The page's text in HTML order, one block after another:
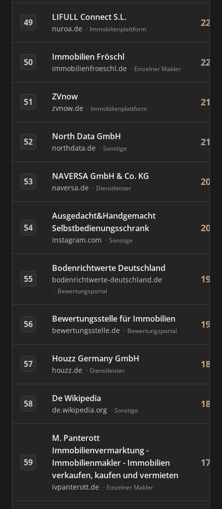
49 LIFULL Connect S.L.
nuroa.de Immobilienplattform
22
50 Immobilien Fröschl
immobilienfroeschl.de Einzelner Makler
22
51 ZVnow
zvnow.de Immobilienplattform
21
52 North Data GmbH
northdata.de Sonstige
21
53 NAVERSA GmbH & Co. KG
naversa.de Dienstleister
20
54
Ausgedacht&Handgemacht
Selbstbedienungsschrank
instagram.com Sonstige
20
55
Bodenrichtwerte Deutschland
bodenrichtwerte-deutschland.de
Bewertungsportal
19
56 Bewertungsstelle für Immobilien
bewertungsstelle.de Bewertungsportal
19
57 Houzz Germany GmbH
houzz.de Dienstleister
18
58 De Wikipedia
de.wikipedia.org Sonstige
18
59
M. Panterott
Immobilienvermarktung -
Immobilienmakler - Immobilien
verkaufen, kaufen und vermieten
ivpanterott.de Einzelner Makler
17